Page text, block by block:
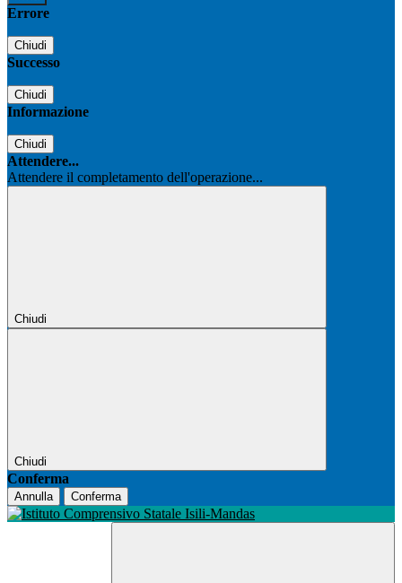
Errore
Chiudi
Successo
Chiudi
Informazione
Chiudi
Attendere...
Attendere il completamento dell'operazione...
Chiudi
Chiudi
Conferma
Annulla Conferma